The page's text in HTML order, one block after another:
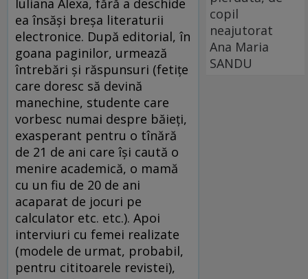
Iuliana Alexa, fără a deschide
ea însăşi breşa literaturii
electronice. După editorial, în
goana paginilor, urmează
întrebări şi răspunsuri (fetiţe
care doresc să devină
manechine, studente care
vorbesc numai despre băieţi,
exasperant pentru o tînără
de 21 de ani care îşi caută o
menire academică, o mamă
cu un fiu de 20 de ani
acaparat de jocuri pe
calculator etc. etc.). Apoi
interviuri cu femei realizate
(modele de urmat, probabil,
pentru cititoarele revistei),
copil
neajutorat
Ana Maria
SANDU